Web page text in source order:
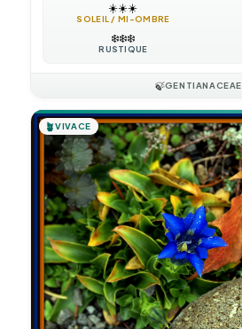
☀️☀️☀️
SOLEIL / MI-OMBRE
❄️❄️❄️
RUSTIQUE
🍃GENTIANACEAE
🪴VIVACE